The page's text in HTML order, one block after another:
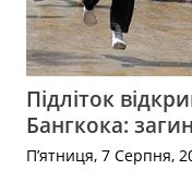
Підліток
Бангкока:
П’ятниця, 7 Серпня,